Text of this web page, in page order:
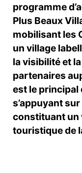
programme
Plus Beaux
mobilisant les
un village
la visibilité et
partenaires
est le principal
s’appuyant
constituant un
touristique de